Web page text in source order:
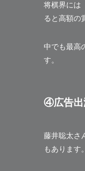
将棋界には
ると高額の
中でも最高
す。
④広告出
藤井聡太さ
もあります。